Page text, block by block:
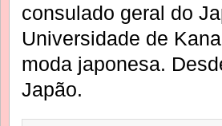
consulado geral do
Universidade de
moda japonesa.
Japão.